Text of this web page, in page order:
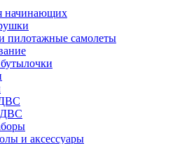
начинающих
пилотажные самолеты
ДВС
и аксессуары